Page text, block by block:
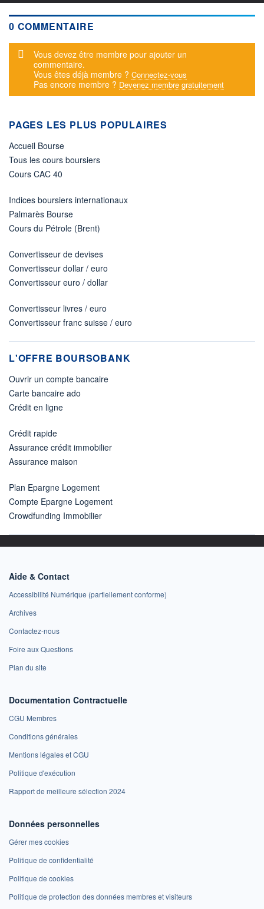
0 COMMENTAIRE
Message d'alerte
Vous devez être membre pour ajouter un
commentaire.
Vous êtes déjà membre ? Connectez-vous
Pas encore membre ? Devenez membre gratuitement
PAGES LES PLUS POPULAIRES
Accueil Bourse
Tous les cours boursiers
Cours CAC 40
Indices boursiers internationaux
Palmarès Bourse
Cours du Pétrole (Brent)
Convertisseur de devises
Convertisseur dollar / euro
Convertisseur euro / dollar
Convertisseur livres / euro
Convertisseur franc suisse / euro
L'OFFRE BOURSOBANK
Ouvrir un compte bancaire
Carte bancaire ado
Crédit en ligne
Crédit rapide
Assurance crédit immobilier
Assurance maison
Plan Epargne Logement
Compte Epargne Logement
Crowdfunding Immobilier
Aide & Contact
Accessibilité Numérique (partiellement conforme)
Archives
Contactez-nous
Foire aux Questions
Plan du site
Documentation Contractuelle
CGU Membres
Conditions générales
Mentions légales et CGU
Politique d'exécution
Rapport de meilleure sélection 2024
Données personnelles
Gérer mes cookies
Politique de confidentialité
Politique de cookies
Politique de protection des données membres et visiteurs